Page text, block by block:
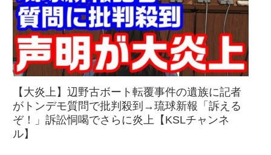
【大炎上】辺野古ボート転覆事件の遺族に記者
がトンデモ質問で批判殺到→琉球新報「訴える
ぞ！」訴訟恫喝でさらに炎上【KSLチャンネ
ル】